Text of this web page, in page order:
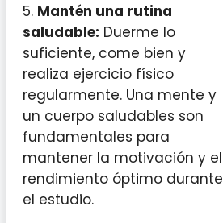
5. Mantén una rutina
saludable: Duerme lo
suficiente, come bien y
realiza ejercicio físico
regularmente. Una mente y
un cuerpo saludables son
fundamentales para
mantener la motivación y el
rendimiento óptimo durante
el estudio.